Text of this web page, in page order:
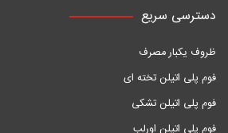
دسترسی سریع
ظروف یکبار مصرف
فوم پلی اتیلن تخته ای
فوم پلی اتیلن تشکی
فوم پلی اتیلن اورلب